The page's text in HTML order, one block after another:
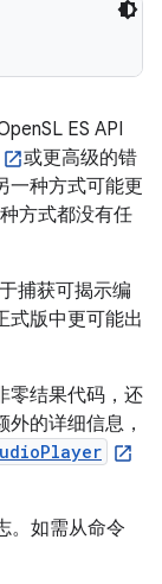
ES API
或更高级的错
一种方式可能更
方式都没有任
捕获可揭示编
式版中更可能出
零结果代码，还
的详细信息，
。如需从命令